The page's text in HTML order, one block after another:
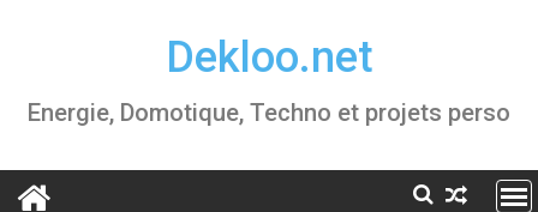
Dekloo.net
Energie, Domotique, Techno et projets perso